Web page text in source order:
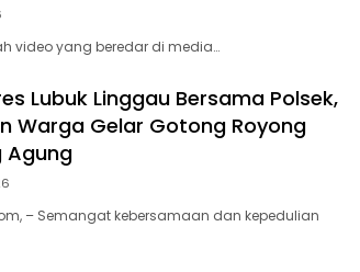
video yang beredar di media…
Lubuk Linggau Bersama Polsek,
Warga Gelar Gotong Royong
Agung
– Semangat kebersamaan dan kepedulian